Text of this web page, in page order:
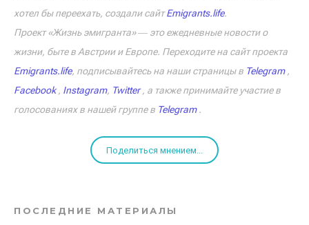
хотел бы переехать, создали сайтEmigrants.life.
Проект «Жизнь эмигранта» ― это ежедневные новости о
жизни, быте в Австрии и Европе. Переходите на сайт проекта
Emigrants.life, подписывайтесь на наши страницы в Telegram,
Facebook, Instagram, Twitter, а также принимайте участие в
голосованиях в нашей группе в Telegram.
Поделиться мнением...
ПОСЛЕДНИЕ МАТЕРИАЛЫ